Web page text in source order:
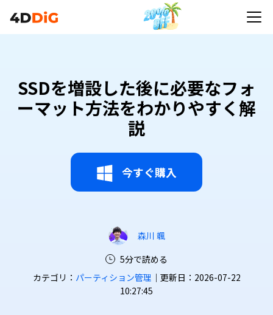
SSDを増設した後に必要なフォ
ーマット方法をわかりやすく解
説
今すぐ購入
森川 颯
5分で読める
カテゴリ： パーティション管理 ｜更新日：2026-07-22
10:27:45